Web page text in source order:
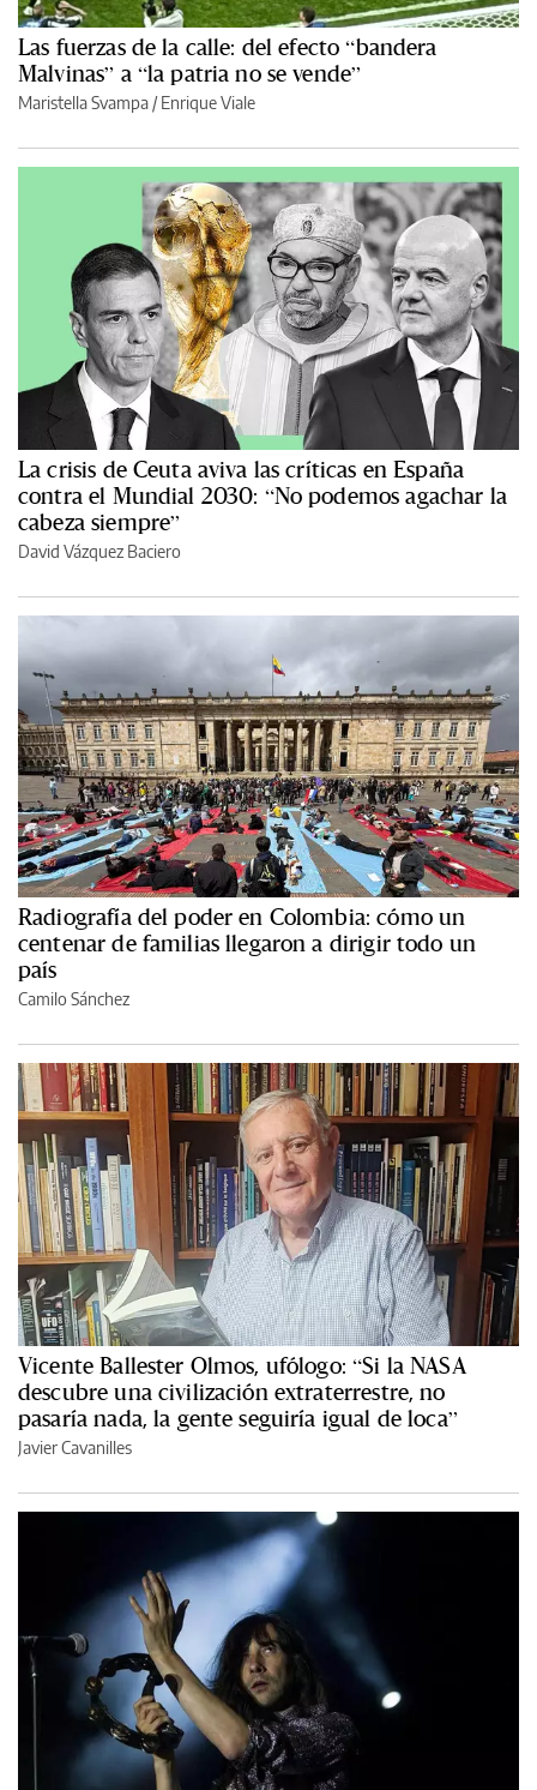
Las fuerzas de la calle: del efecto “bandera
Malvinas” a “la patria no se vende”
Maristella Svampa /Enrique Viale
La crisis de Ceuta aviva las críticas en España
contra el Mundial 2030: “No podemos agachar la
cabeza siempre”
David Vázquez Baciero
Radiografía del poder en Colombia: cómo un
centenar de familias llegaron a dirigir todo un
país
Camilo Sánchez
Vicente Ballester Olmos, ufólogo: “Si la NASA
descubre una civilización extraterrestre, no
pasaría nada, la gente seguiría igual de loca”
Javier Cavanilles